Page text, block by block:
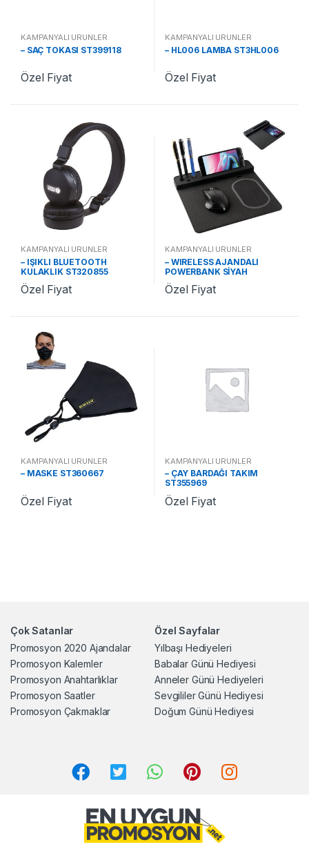
KAMPANYALI ÜRÜNLER
– SAÇ TOKASI ST399118
Özel Fiyat
KAMPANYALI ÜRÜNLER
– HL006 LAMBA ST3HL006
Özel Fiyat
KAMPANYALI ÜRÜNLER
– IŞIKLI BLUETOOTH
KULAKLIK ST320855
Özel Fiyat
KAMPANYALI ÜRÜNLER
– WIRELESS AJANDALI
POWERBANK SİYAH
ST321310
Özel Fiyat
KAMPANYALI ÜRÜNLER
– MASKE ST360667
Özel Fiyat
KAMPANYALI ÜRÜNLER
– ÇAY BARDAĞI TAKIM
ST355969
Özel Fiyat
Çok Satanlar
Promosyon 2020 Ajandalar
Promosyon Kalemler
Promosyon Anahtarlıklar
Promosyon Saatler
Promosyon Çakmaklar
Özel Sayfalar
Yılbaşı Hediyeleri
Babalar Günü Hediyesi
Anneler Günü Hediyeleri
Sevgililer Günü Hediyesi
Doğum Günü Hediyesi